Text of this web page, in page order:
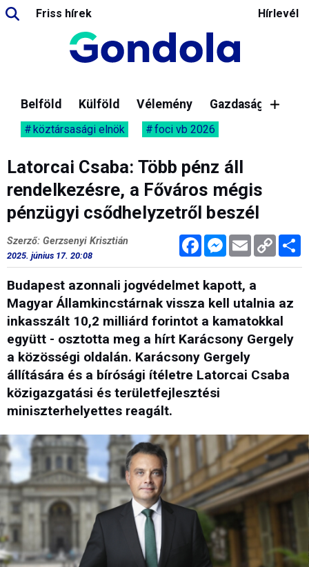
Friss hírek Hírlevél
Belföld Külföld Vélemény Gazdaság
köztársasági elnök foci vb 2026
Latorcai Csaba: Több pénz áll
rendelkezésre, a Főváros mégis
pénzügyi csődhelyzetről beszél
FacebookMessenger
Email Copy
Link
Szerző: Gerzsenyi Krisztián
2025. június 17. 20:08
Budapest azonnali jogvédelmet kapott, a
Magyar Államkincstárnak vissza kell utalnia az
inkasszált 10,2 milliárd forintot a kamatokkal
együtt - osztotta meg a hírt Karácsony Gergely
a közösségi oldalán. Karácsony Gergely
állítására és a bírósági ítéletre Latorcai Csaba
közigazgatási és területfejlesztési
miniszterhelyettes reagált.